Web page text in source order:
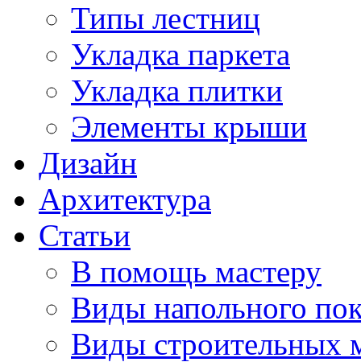
Типы лестниц
Укладка паркета
Укладка плитки
Элементы крыши
Дизайн
Архитектура
Статьи
В помощь мастеру
Виды напольного
Виды строительных